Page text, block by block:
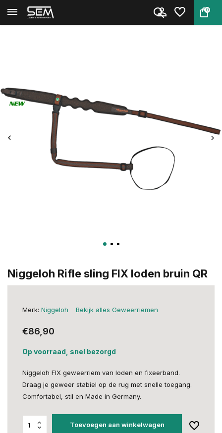
0
Terug Home Niggeloh Rifle sling FIX loden...
Niggeloh Rifle sling FIX loden bruin QR
Merk: Niggeloh Bekijk alles Geweerriemen
€86,90
Op voorraad, snel bezorgd
Niggeloh FIX geweerriem van loden en fixeerband.
Draag je geweer stabiel op de rug met snelle toegang.
Comfortabel, stil en Made in Germany.
Toevoegen aan winkelwagen